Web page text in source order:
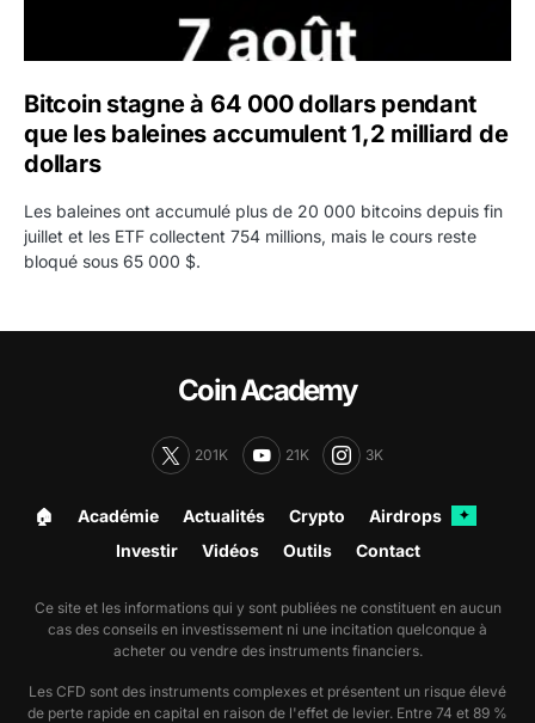
Bitcoin stagne à 64 000 dollars pendant
que les baleines accumulent 1,2 milliard de
dollars
Les baleines ont accumulé plus de 20 000 bitcoins depuis fin
juillet et les ETF collectent 754 millions, mais le cours reste
bloqué sous 65 000 $.
Coin Academy
201K 21K 3K
🏠︎ Académie Actualités Crypto Airdrops ✦
Investir Vidéos Outils Contact
Ce site et les informations qui y sont publiées ne constituent en aucun
cas des conseils en investissement ni une incitation quelconque à
acheter ou vendre des instruments financiers.
Les CFD sont des instruments complexes et présentent un risque élevé
de perte rapide en capital en raison de l'effet de levier. Entre 74 et 89 %